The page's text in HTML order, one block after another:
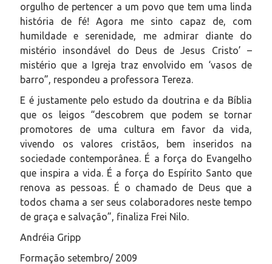
orgulho de pertencer a um povo que tem uma linda
história de fé! Agora me sinto capaz de, com
humildade e serenidade, me admirar diante do
mistério insondável do Deus de Jesus Cristo’ –
mistério que a Igreja traz envolvido em ‘vasos de
barro”, respondeu a professora Tereza.
E é justamente pelo estudo da doutrina e da Bíblia
que os leigos “descobrem que podem se tornar
promotores de uma cultura em favor da vida,
vivendo os valores cristãos, bem inseridos na
sociedade contemporânea. É a força do Evangelho
que inspira a vida. É a força do Espírito Santo que
renova as pessoas. É o chamado de Deus que a
todos chama a ser seus colaboradores neste tempo
de graça e salvação”, finaliza Frei Nilo.
Andréia Gripp
Formação setembro/ 2009